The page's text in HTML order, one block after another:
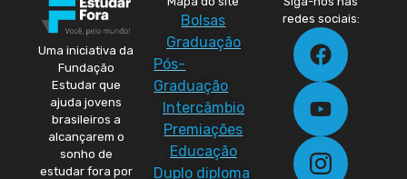
Uma iniciativa da
Fundação
Estudar que
ajuda jovens
brasileiros a
alcançarem o
sonho de
estudar fora por
Bolsas
Graduação
Pós-
Graduação
Intercâmbio
Premiações
Educação
Duplo diploma
redes sociais: